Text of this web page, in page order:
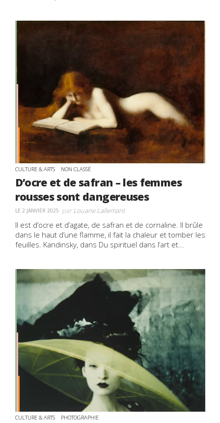
CULTURE & ARTS NON CLASSÉ
D’ocre et de safran – les femmes
rousses sont dangereuses
LE 2 JANVIER 2025 parLouane Lallemant
Il est d’ocre et d’agate, de safran et de cornaline. Il brûle
dans le haut d’une flamme, il fait la chaleur et tomber les
feuilles. Kandinsky, dans Du spirituel dans l’art et...
CULTURE & ARTS PHOTOGRAPHIE